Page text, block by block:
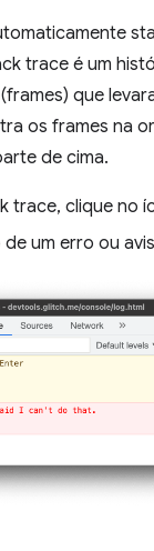
trace é um
que
os frames na
de cima.
trace, clique no
um erro ou